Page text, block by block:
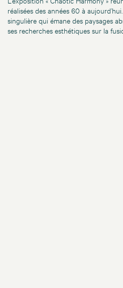
réalisées des années 60 à
singulière qui émane des paysages
ses recherches esthétiques sur la